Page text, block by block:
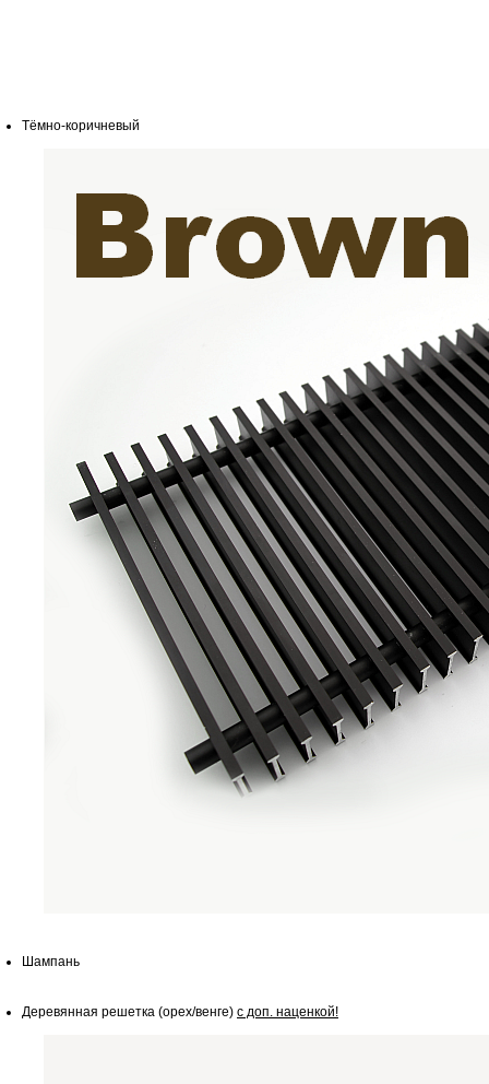
Тёмно-коричневый
Шампань
Деревянная решетка (орех/венге) с доп. наценкой!